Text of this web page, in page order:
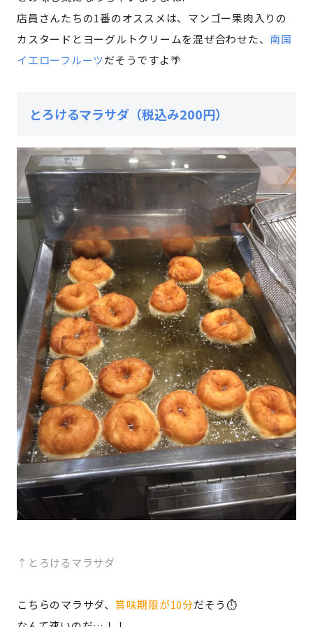
店員さんたちの1番のオススメは、マンゴー果肉入りの
カスタードとヨーグルトクリームを混ぜ合わせた、 南国
イエローフルーツだそうですよ🌴
とろけるマラサダ（税込み200円）
↑とろけるマラサダ
こちらのマラサダ、 賞味期限が10分だそう⏱️